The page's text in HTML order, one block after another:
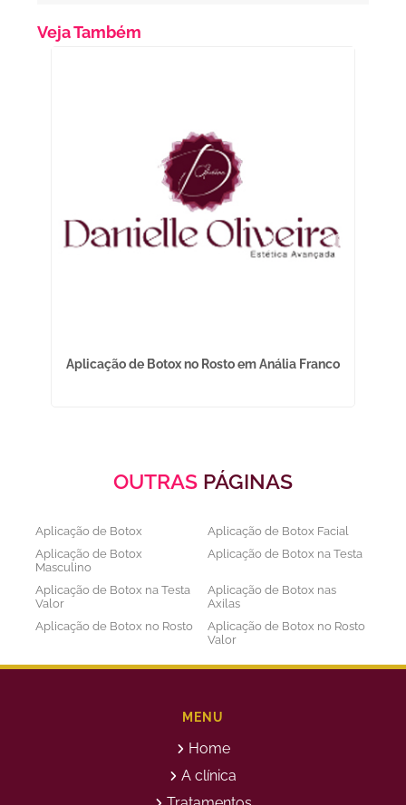
Veja Também
Aplicação de Botox no Rosto em Anália Franco
OUTRAS PÁGINAS
Aplicação de Botox
Aplicação de Botox Facial
Aplicação de Botox
Masculino
Aplicação de Botox na Testa
Aplicação de Botox na Testa
Valor
Aplicação de Botox nas
Axilas
Aplicação de Botox no Rosto
Aplicação de Botox no Rosto
Valor
Aplicação de Botox nos
Aplicação de Botox Preço
Barriga
no Glúteo Valor
Bioestimulador de Colageno
Bioestimuladores de
Colágeno
MENU
Home
A clínica